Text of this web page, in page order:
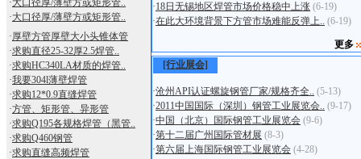
·大口径厚/薄壁方或矩形管..
·大口径厚/薄壁方或矩形管..
·厚壁方管厚壁大小头锥体管
·求购直径25-32厚2.5焊管..
·求购HC340LA材质的焊管..
·我要304l薄壁焊管
·求购12*0.9直缝焊管
·方管、矩形管、异形管
·求购Q195各规格焊管（黑管..
·求购Q460钢管
·求购直缝高频焊管
·18日无锡地区焊管市场价格稳中上涨 (6-19)
·在此大环境背景下方管市场难能反弹上.. (6-19)
更多
[行业展会]
·沧州API认证螺旋钢管厂家/规格齐全.. (5-13)
·2011中国国际（深圳）钢管工业展览会.. (9-17)
·中国（北京）国际钢管工业展览会 (9-6)
·第十二届广州国际管材展 (8-3)
·第六届上海国际钢管工业展览会 (4-28)